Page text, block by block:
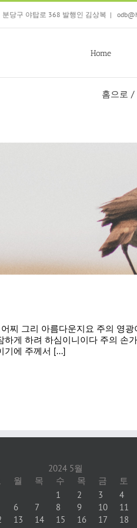
당구 야탑로 368 발행인 김상복 |
Home
홈으로 /
찌 그리 아름다운지요 주의 영
게 하려 하심이니이다 주의
기에 주께서 [...]
2024 5월
월 목 수 목 금 토
1 2 3
4
6 7 8 9 10
11
13 14 15 16 17
18